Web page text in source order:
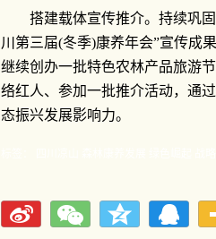
搭建载体宣传推介。持续巩
川第三届(冬季)康养年会”宣传成
继续创办一批特色农林产品旅游
络红人、参加一批推介活动，通
态振兴发展影响力。